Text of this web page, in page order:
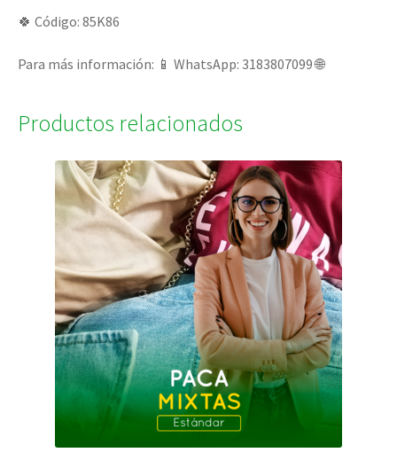
🍀 Código: 85K86
Para más información: 📱 WhatsApp: 3183807099 🌐
Productos relacionados